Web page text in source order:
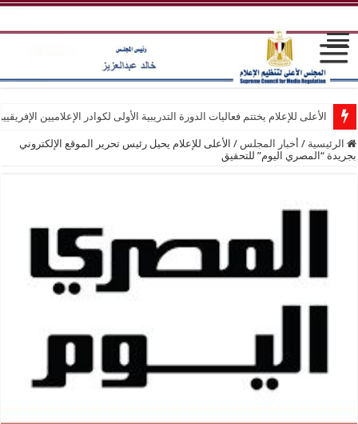
الأعلى للإعلام يختتم فعاليات الدورة التدريبية الأولى لكوادر الإعلاميين
الرئيسية / أخبار المجلس / الأعلى للإعلام يحيل رئيس تحرير الموقع الإلكتروني
بجريدة “المصري اليوم” للتحقيق